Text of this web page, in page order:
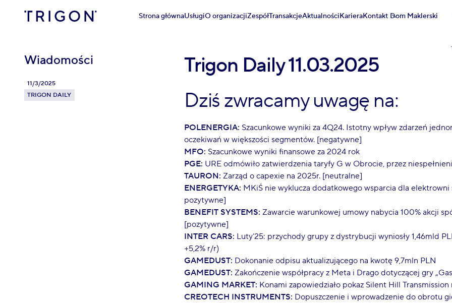
Strona głównaUsługiO organizacjiZespółTransakcjeAktualnościKarieraKontakt Dom Maklerski
Wiadomości Trigon Daily 11.03.2025
11/3/2025
TRIGON DAILY
Dziś zwracamy uwagę na:
POLENERGIA: Szacunkowe wyniki za 4Q24. Istotny wpływ zdarzeń
oczekiwań w większości segmentów. [negatywne]
MFO: Szacunkowe wyniki finansowe za 2024 rok
PGE: URE odmówiło zatwierdzenia taryfy G w Obrocie, przez
TAURON: Zarząd o capexie na 2025r. [neutralne]
ENERGETYKA: MKiŚ nie wyklucza dodatkowego wsparcia dla
pozytywne]
BENEFIT SYSTEMS: Zawarcie warunkowej umowy nabycia 100% akcji
[pozytywne]
INTER CARS: Luty’25: przychody grupy z dystrybucji wyniosły 1,46mld
+5,2% r/r)
GAMEDUST: Dokonanie odpisu aktualizującego na kwotę 9,7mln PLN
GAMEDUST: Zakończenie współpracy z Meta i Drago dotyczącej gry
GAMING MARKET: Konami zapowiedziało pokaz Silent Hill Transmission
CREOTECH INSTRUMENTS: Dopuszczenie i wprowadzenie do obrotu